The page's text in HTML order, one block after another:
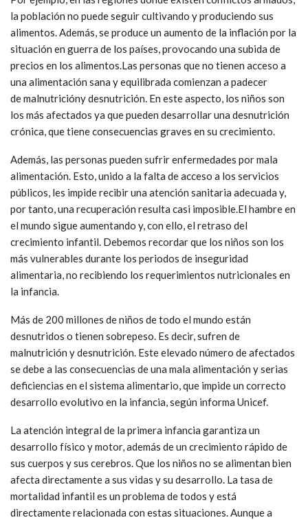
la población no puede seguir cultivando y produciendo sus
alimentos. Además, se produce un aumento de la inflación por la
situación en guerra de los países, provocando una subida de
precios en los alimentos.Las personas que no tienen acceso a
una alimentación sana y equilibrada comienzan a padecer
de malnutricióny desnutrición. En este aspecto, los niños son
los más afectados ya que pueden desarrollar una desnutrición
crónica, que tiene consecuencias graves en su crecimiento.
Además, las personas pueden sufrir enfermedades por mala
alimentación. Esto, unido a la falta de acceso a los servicios
públicos, les impide recibir una atención sanitaria adecuada y,
por tanto, una recuperación resulta casi imposible.El hambre en
el mundo sigue aumentando y, con ello, el retraso del
crecimiento infantil. Debemos recordar que los niños son los
más vulnerables durante los periodos de inseguridad
alimentaria, no recibiendo los requerimientos nutricionales en
la infancia.
Más de 200 millones de niños de todo el mundo están
desnutridos o tienen sobrepeso. Es decir, sufren de
malnutrición y desnutrición. Este elevado número de afectados
se debe a las consecuencias de una mala alimentación y serias
deficiencias en el sistema alimentario, que impide un correcto
desarrollo evolutivo en la infancia, según informa Unicef.
La atención integral de la primera infancia garantiza un
desarrollo físico y motor, además de un crecimiento rápido de
sus cuerpos y sus cerebros. Que los niños no se alimentan bien
afecta directamente a sus vidas y su desarrollo. La tasa de
mortalidad infantil es un problema de todos y está
directamente relacionada con estas situaciones. Aunque a